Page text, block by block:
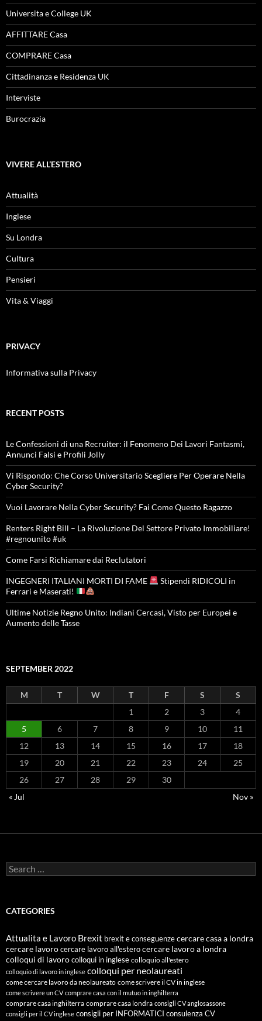
Universita e College UK
AFFITTARE Casa
COMPRARE Casa
Cittadinanza e Residenza UK
Interviste
Burocrazia
VIVERE ALL’ESTERO
Attualità
Inglese
Su Londra
Cultura
Pensieri
Vita & Viaggi
PRIVACY
Informativa sulla Privacy
RECENT POSTS
Le Confessioni di una Recruiter: il Fenomeno Dei Lavori Fantasmi,
Annunci Falsi e Profili Jolly
Vi Rispondo: Che Corso Universitario Scegliere Per Operare Nella
Cyber Security?
Vuoi Lavorare Nella Cyber Security? Fai Come Questo Ragazzo
Renters Right Bill – La Rivoluzione Del Settore Privato Immobiliare!
#regnounito #uk
Come Farsi Richiamare dai Reclutatori
INGEGNERI ITALIANI MORTI DI FAME
Stipendi RIDICOLI in
Ferrari e Maserati!
Ultime Notizie Regno Unito: Indiani Cercasi, Visto per Europei e
Aumento delle Tasse
SEPTEMBER 2022
M T W T F S
S
1
2 3
4
5
6 7 8 9 10
11
12
13 14 15 16 17
18
19
20 21 22 23 24
25
26
27 28 29
30
« Jul
Nov »
Search
for:
CATEGORIES
Attualita e Lavoro Brexit brexit e conseguenzecercare casa a londra
cercare lavorocercare lavoro all'esterocercare lavoro a londra
colloqui di lavorocolloqui in inglese colloquio all'estero
colloquio di lavoro in inglese colloqui per neolaureati
come cercare lavoro da neolaureato come scrivere il CV in inglese
come scrivere un CV comprare casa con il mutuo in inghilterra
comprare casa inghilterra comprare casa londra consigli CV anglosassone
consigli per il CV inglese consigli per INFORMATICI consulenza CV